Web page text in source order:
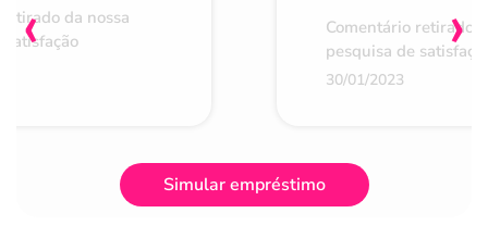
da nossa
Comentário retirado
pesquisa de
30/01/2023
‹ ›
Simular empréstimo